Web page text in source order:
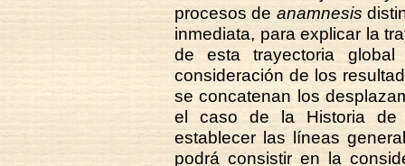
procesos de anamnesis
inmediata, para explicar la
de esta trayectoria
consideración de los
se concatenan los
el caso de la Historia de
establecer las líneas
podrá consistir en la